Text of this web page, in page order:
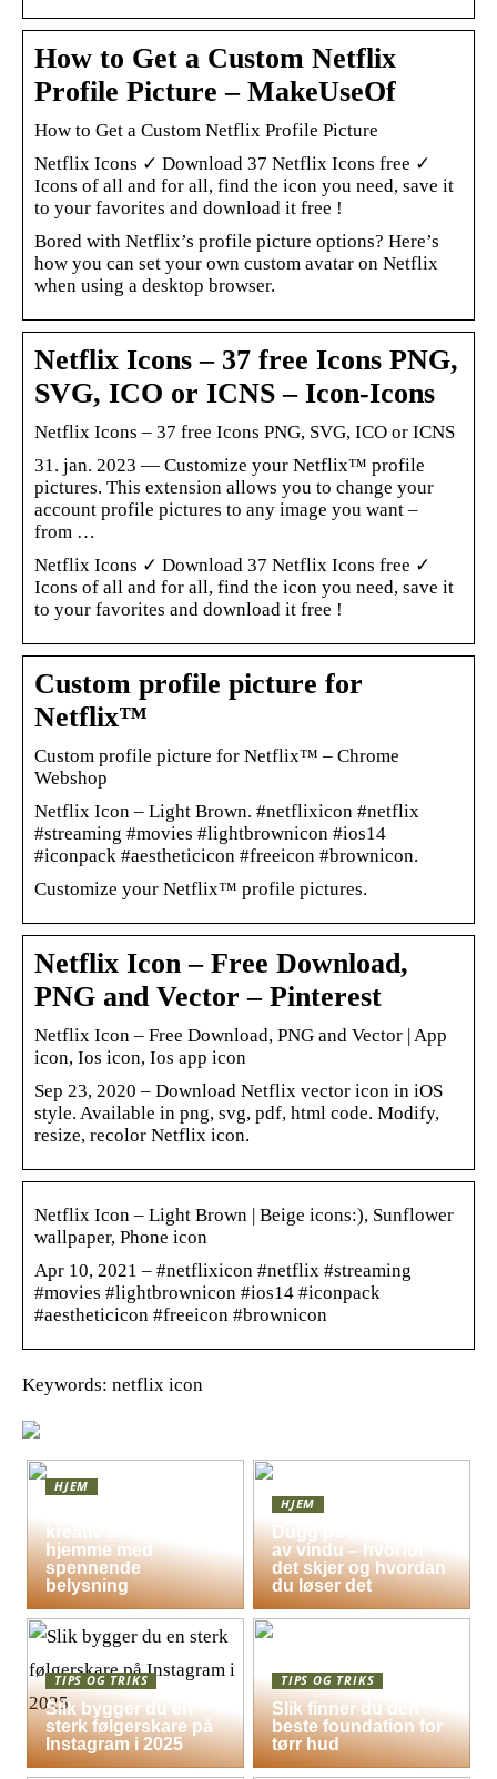
How to Get a Custom Netflix
Profile Picture – MakeUseOf
How to Get a Custom Netflix Profile Picture
Netflix Icons ✓ Download 37 Netflix Icons free ✓
Icons of all and for all, find the icon you need, save it
to your favorites and download it free !
Bored with Netflix’s profile picture options? Here’s
how you can set your own custom avatar on Netflix
when using a desktop browser.
Netflix Icons – 37 free Icons PNG,
SVG, ICO or ICNS – Icon-Icons
Netflix Icons – 37 free Icons PNG, SVG, ICO or ICNS
31. jan. 2023 — Customize your Netflix™ profile
pictures. This extension allows you to change your
account profile pictures to any image you want –
from …
Netflix Icons ✓ Download 37 Netflix Icons free ✓
Icons of all and for all, find the icon you need, save it
to your favorites and download it free !
Custom profile picture for
Netflix™
Custom profile picture for Netflix™ – Chrome
Webshop
Netflix Icon – Light Brown. #netflixicon #netflix
#streaming #movies #lightbrownicon #ios14
#iconpack #aestheticicon #freeicon #brownicon.
Customize your Netflix™ profile pictures.
Netflix Icon – Free Download,
PNG and Vector – Pinterest
Netflix Icon – Free Download, PNG and Vector | App
icon, Ios icon, Ios app icon
Sep 23, 2020 – Download Netflix vector icon in iOS
style. Available in png, svg, pdf, html code. Modify,
resize, recolor Netflix icon.
Netflix Icon – Light Brown | Beige icons:), Sunflower
wallpaper, Phone icon
Apr 10, 2021 – #netflixicon #netflix #streaming
#movies #lightbrownicon #ios14 #iconpack
#aestheticicon #freeicon #brownicon
Keywords: netflix icon
HJEM
kreativ atmosfære
hjemme med
spennende
belysning
HJEM
Dugg på indersiden
av vindu – hvorfor
det skjer og hvordan
du løser det
TIPS OG TRIKS
Slik bygger du en
sterk følgerskare på
Instagram i 2025
TIPS OG TRIKS
Slik finner du den
beste foundation for
tørr hud